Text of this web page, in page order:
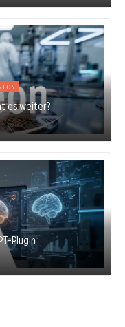
es weiter?
Plugin